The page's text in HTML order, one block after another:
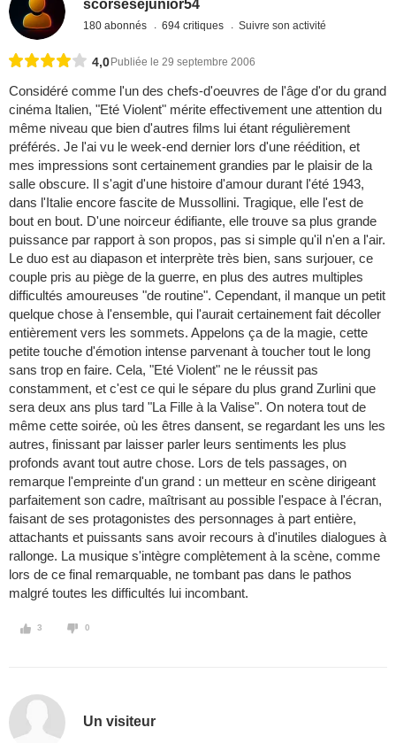
scorsesejunior54
180 abonnés 694 critiques Suivre son activité
4,0 Publiée le 29 septembre 2006
Considéré comme l'un des chefs-d'oeuvres de l'âge d'or du grand
cinéma Italien, "Eté Violent" mérite effectivement une attention du
même niveau que bien d'autres films lui étant régulièrement
préférés. Je l'ai vu le week-end dernier lors d'une réédition, et
mes impressions sont certainement grandies par le plaisir de la
salle obscure. Il s'agit d'une histoire d'amour durant l'été 1943,
dans l'Italie encore fascite de Mussollini. Tragique, elle l'est de
bout en bout. D'une noirceur édifiante, elle trouve sa plus grande
puissance par rapport à son propos, pas si simple qu'il n'en a l'air.
Le duo est au diapason et interprète très bien, sans surjouer, ce
couple pris au piège de la guerre, en plus des autres multiples
difficultés amoureuses "de routine". Cependant, il manque un petit
quelque chose à l'ensemble, qui l'aurait certainement fait décoller
entièrement vers les sommets. Appelons ça de la magie, cette
petite touche d'émotion intense parvenant à toucher tout le long
sans trop en faire. Cela, "Eté Violent" ne le réussit pas
constamment, et c'est ce qui le sépare du plus grand Zurlini que
sera deux ans plus tard "La Fille à la Valise". On notera tout de
même cette soirée, où les êtres dansent, se regardant les uns les
autres, finissant par laisser parler leurs sentiments les plus
profonds avant tout autre chose. Lors de tels passages, on
remarque l'empreinte d'un grand : un metteur en scène dirigeant
parfaitement son cadre, maîtrisant au possible l'espace à l'écran,
faisant de ses protagonistes des personnages à part entière,
attachants et puissants sans avoir recours à d'inutiles dialogues à
rallonge. La musique s'intègre complètement à la scène, comme
lors de ce final remarquable, ne tombant pas dans le pathos
malgré toutes les difficultés lui incombant.
3 0
Un visiteur